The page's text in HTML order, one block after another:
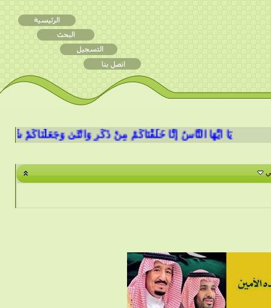
يَا أَيُّهَا النَّاسُ إِنَّا خَلَقْنَاكُمْ مِنْ ذَكَرٍ وَأُنْثَىٰ وَجَعَلْنَاكُمْ